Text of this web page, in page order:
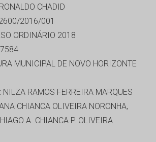
CHADID
2016/001
ORDINÁRIO 2018
MUNICIPAL DE NOVO HORIZONTE
NILZA RAMOS FERREIRA MARQUES
CHIANCA OLIVEIRA NORONHA,
A. CHIANCA P. OLIVEIRA